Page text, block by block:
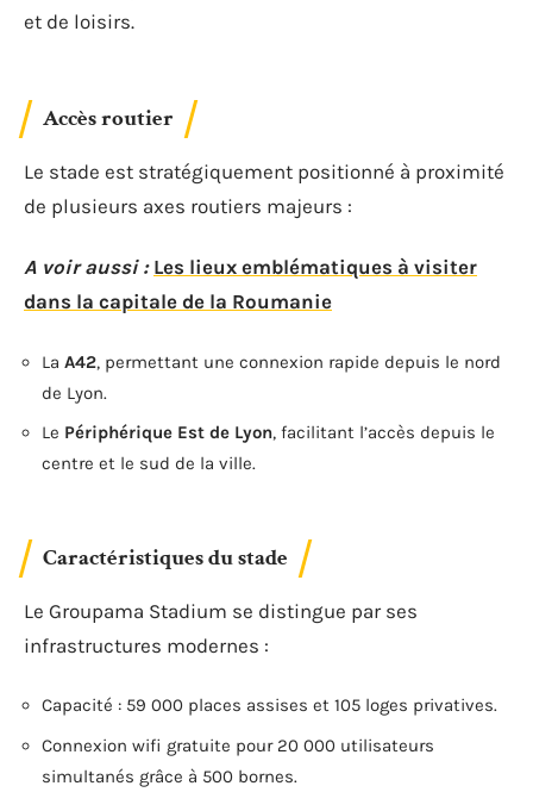
et de loisirs.
Accès routier
Le stade est stratégiquement positionné à proximité
de plusieurs axes routiers majeurs :
A voir aussi : Les lieux emblématiques à visiter
dans la capitale de la Roumanie
La A42, permettant une connexion rapide depuis le nord
de Lyon.
Le Périphérique Est de Lyon, facilitant l’accès depuis le
centre et le sud de la ville.
Caractéristiques du stade
Le Groupama Stadium se distingue par ses
infrastructures modernes :
Capacité : 59 000 places assises et 105 loges privatives.
Connexion wifi gratuite pour 20 000 utilisateurs
simultanés grâce à 500 bornes.